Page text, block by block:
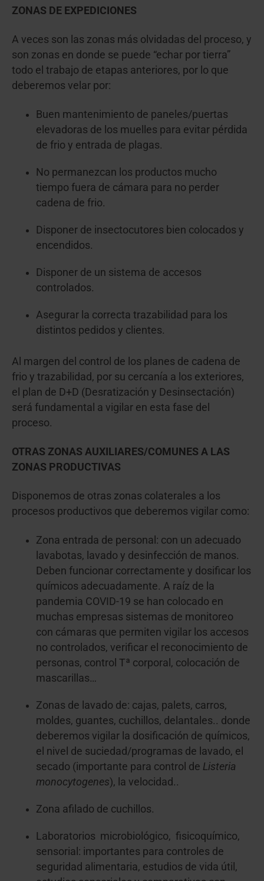
ZONAS DE EXPEDICIONES
A veces son las zonas más olvidadas del proceso, y
son zonas en donde se puede “echar por tierra”
todo el trabajo de etapas anteriores, por lo que
deberemos velar por:
Buen mantenimiento de paneles/puertas
elevadoras de los muelles para evitar pérdida
de frio y entrada de plagas.
No permanezcan los productos mucho
tiempo fuera de cámara para no perder
cadena de frio.
Disponer de insectocutores bien colocados y
encendidos.
Disponer de un sistema de accesos
controlados.
Asegurar la correcta trazabilidad para los
distintos pedidos y clientes.
Al margen del control de los planes de cadena de
frio y trazabilidad, por su cercanía a los exteriores,
el plan de D+D (Desratización y Desinsectación)
será fundamental a vigilar en esta fase del
proceso.
OTRAS ZONAS AUXILIARES/COMUNES A LAS
ZONAS PRODUCTIVAS
Disponemos de otras zonas colaterales a los
procesos productivos que deberemos vigilar como:
Zona entrada de personal: con un adecuado
lavabotas, lavado y desinfección de manos.
Deben funcionar correctamente y dosificar los
químicos adecuadamente. A raíz de la
pandemia COVID-19 se han colocado en
muchas empresas sistemas de monitoreo
con cámaras que permiten vigilar los accesos
no controlados, verificar el reconocimiento de
personas, control Tª corporal, colocación de
mascarillas…
Zonas de lavado de: cajas, palets, carros,
moldes, guantes, cuchillos, delantales.. donde
deberemos vigilar la dosificación de químicos,
el nivel de suciedad/programas de lavado, el
secado (importante para control de Listeria
monocytogenes), la velocidad..
Zona afilado de cuchillos.
Laboratorios microbiológico, fisicoquímico,
sensorial: importantes para controles de
seguridad alimentaria, estudios de vida útil,